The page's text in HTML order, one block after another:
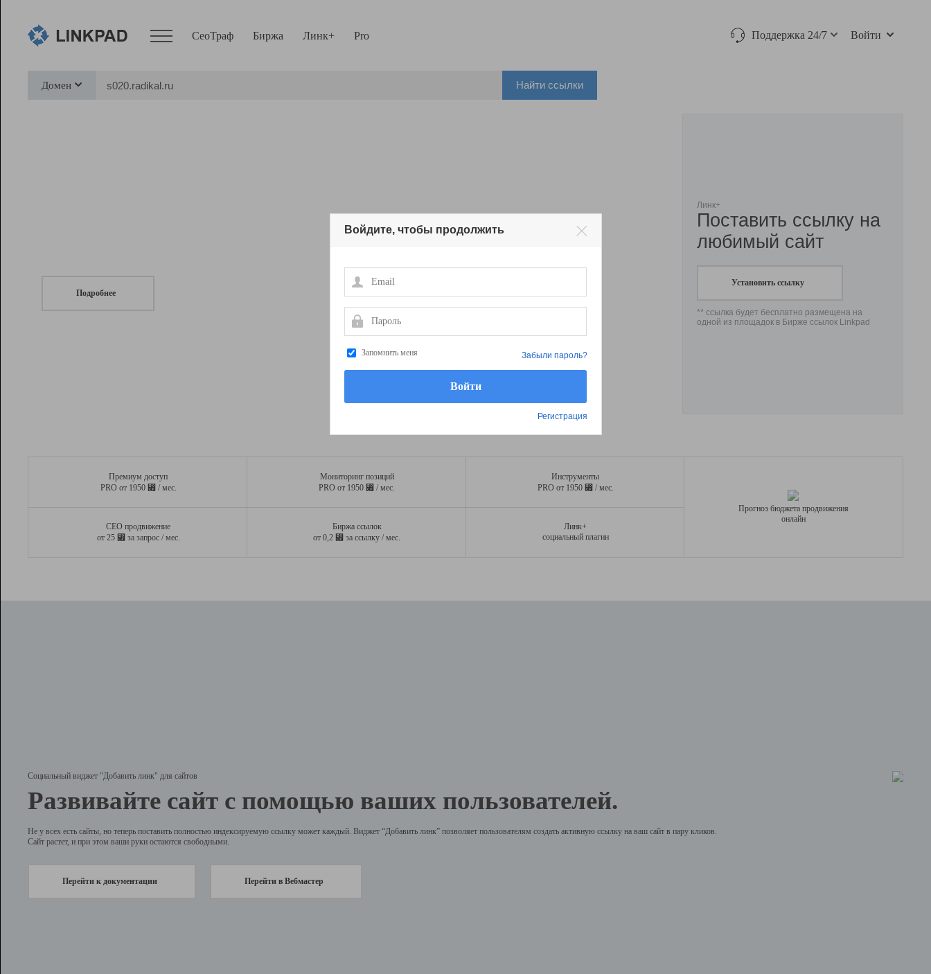
СеоТраф Биржа Линк+ Pro Поддержка 24/7 Войти
Домен Найти ссылки
Подробнее
Линк+
Поставить ссылку на
любимый сайт
Установить ссылку
** ссылка будет бесплатно размещена на
одной из площадок в Бирже ссылок Linkpad
Премиум доступ
PRO от 1950 ⃏ / мес.
Мониторинг позиций
PRO от 1950 ⃏ / мес.
Инструменты
PRO от 1950 ⃏ / мес.
СЕО продвижение
от 25 ⃏ за запрос / мес.
Биржа ссылок
от 0,2 ⃏ за ссылку / мес.
Линк+
социальный плагин
Прогноз бюджета продвижения
онлайн
Социальный виджет "Добавить линк" для сайтов
Развивайте сайт с помощью ваших пользователей.
Не у всех есть сайты, но теперь поставить полностью индексируемую ссылку может каждый. Виджет “Добавить линк” позволяет пользователям создать активную ссылку на ваш сайт в пару кликов.
Сайт растет, и при этом ваши руки остаются свободными.
Перейти к документации Перейти в Вебмастер
Войдите, чтобы продолжить
Email
Пароль
Запомнить меня
Регистрация
Забыли пароль?